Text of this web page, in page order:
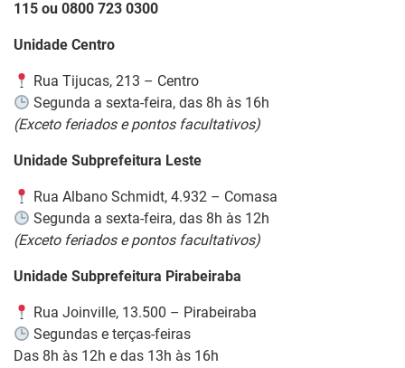
115 ou 0800 723 0300
Unidade Centro
Rua Tijucas, 213 – Centro
Segunda a sexta-feira, das 8h às 16h
(Exceto feriados e pontos facultativos)
Unidade Subprefeitura Leste
Rua Albano Schmidt, 4.932 – Comasa
Segunda a sexta-feira, das 8h às 12h
(Exceto feriados e pontos facultativos)
Unidade Subprefeitura Pirabeiraba
Rua Joinville, 13.500 – Pirabeiraba
Segundas e terças-feiras
Das 8h às 12h e das 13h às 16h